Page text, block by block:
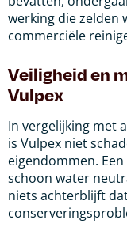
werking die zelden
commerciële
Veiligheid en
Vulpex
In vergelijking met
is Vulpex niet
eigendommen.
schoon water
niets achterblijft